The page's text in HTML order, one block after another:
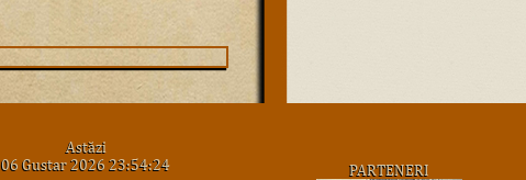
Astăzi
06 Gustar 2026 23:54:24
PARTENERI